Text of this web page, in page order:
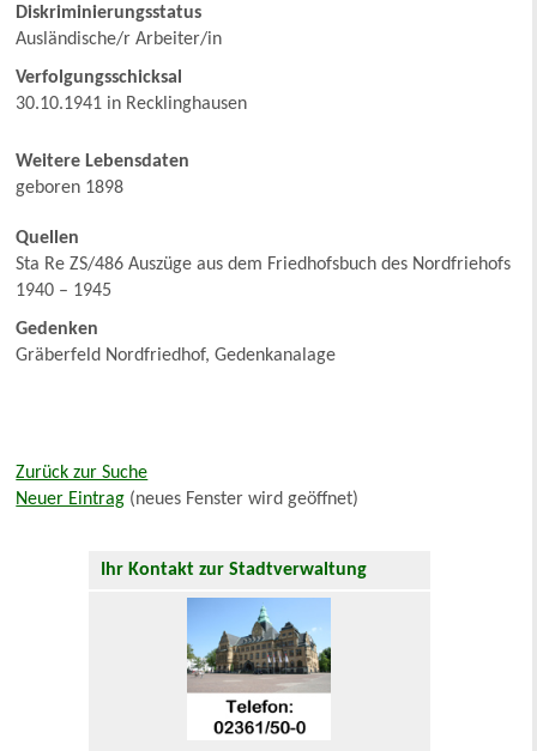
Diskriminierungsstatus
Ausländische/r Arbeiter/in
Verfolgungsschicksal
30.10.1941 in Recklinghausen
Weitere Lebensdaten
geboren 1898
Quellen
Sta Re ZS/486 Auszüge aus dem Friedhofsbuch des Nordfriehofs
1940 – 1945
Gedenken
Gräberfeld Nordfriedhof, Gedenkanalage
Zurück zur Suche
Neuer Eintrag (neues Fenster wird geöffnet)
Ihr Kontakt zur Stadtverwaltung